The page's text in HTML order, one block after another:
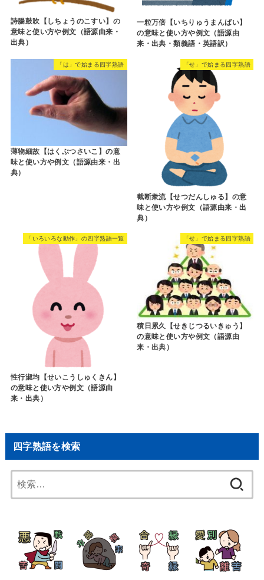
詩腸鼓吹【しちょうのこすい】の
意味と使い方や例文（語源由来・
出典）
一粒万倍【いちりゅうまんばい】
の意味と使い方や例文（語源由
来・出典・類義語・英語訳）
「は」で始まる四字熟語
薄物細故【はくぶつさいこ】の意
味と使い方や例文（語源由来・出
典）
「せ」で始まる四字熟語
截断衆流【せつだんしゅる】の意
味と使い方や例文（語源由来・出
典）
「いろいろな動作」の四字熟語一覧
性行淑均【せいこうしゅくきん】
の意味と使い方や例文（語源由
来・出典）
「せ」で始まる四字熟語
積日累久【せきじつるいきゅう】
の意味と使い方や例文（語源由
来・出典）
四字熟語を検索
索: